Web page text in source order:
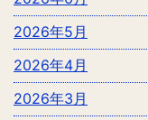
2026年5月
2026年4月
2026年3月